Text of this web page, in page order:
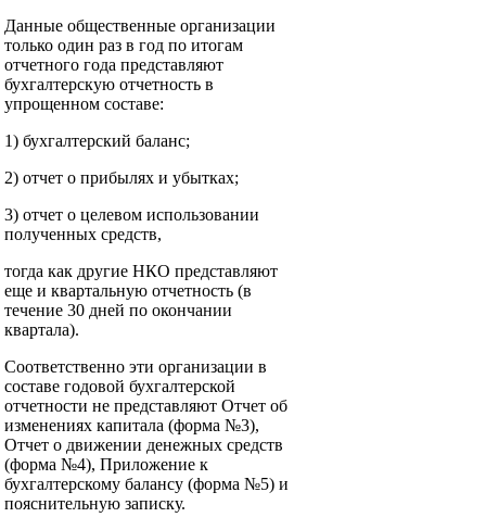
Данные общественные организации
только один раз в год по итогам
отчетного года представляют
бухгалтерскую отчетность в
упрощенном составе:
1) бухгалтерский баланс;
2) отчет о прибылях и убытках;
3) отчет о целевом использовании
полученных средств,
тогда как другие НКО представляют
еще и квартальную отчетность (в
течение 30 дней по окончании
квартала).
Соответственно эти организации в
составе годовой бухгалтерской
отчетности не представляют Отчет об
изменениях капитала (форма №3),
Отчет о движении денежных средств
(форма №4), Приложение к
бухгалтерскому балансу (форма №5) и
пояснительную записку.